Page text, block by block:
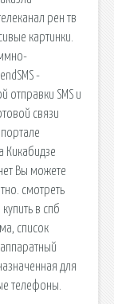
рен тв
картинки.
-
отправки SMS и
связи
Кикабидзе
Вы можете
смотреть
в спб
список
для
телефоны.